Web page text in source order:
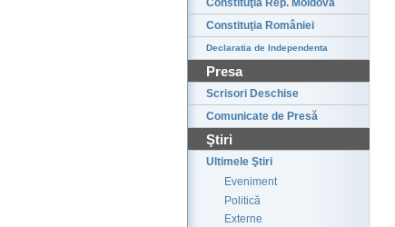
Constituţia Rep. Moldova
Constituţia României
Declaratia de Independenta
Presa
Scrisori Deschise
Comunicate de Presă
Ştiri
Ultimele Ştiri
Eveniment
Politică
Externe